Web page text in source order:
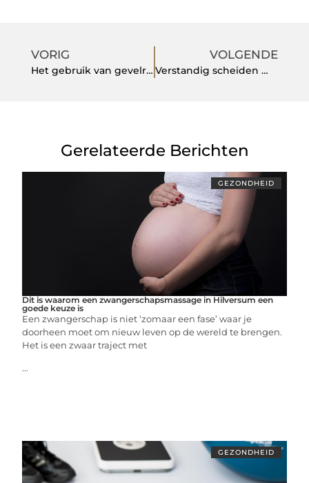
VORIG
Het gebruik van gevelreclame Amsterdam voor uw bedrijf
VOLGENDE
Verstandig scheiden met een mediator
Gerelateerde Berichten
GEZONDHEID
Dit is waarom een zwangerschapsmassage in Hilversum een
goede keuze is
Een zwangerschap is niet ‘zomaar een fase’ waar je
doorheen moet om nieuw leven op de wereld te brengen.
Het is een zwaar traject met
...
GEZONDHEID